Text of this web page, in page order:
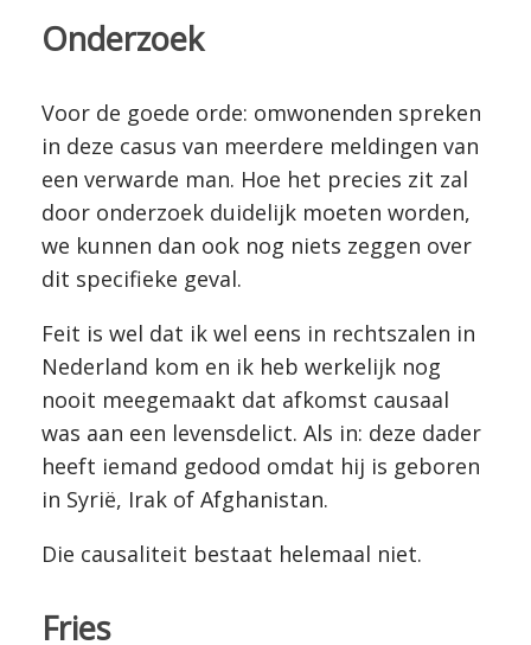
Onderzoek
Voor de goede orde: omwonenden spreken
in deze casus van meerdere meldingen van
een verwarde man. Hoe het precies zit zal
door onderzoek duidelijk moeten worden,
we kunnen dan ook nog niets zeggen over
dit specifieke geval.
Feit is wel dat ik wel eens in rechtszalen in
Nederland kom en ik heb werkelijk nog
nooit meegemaakt dat afkomst causaal
was aan een levensdelict. Als in: deze dader
heeft iemand gedood omdat hij is geboren
in Syrië, Irak of Afghanistan.
Die causaliteit bestaat helemaal niet.
Fries